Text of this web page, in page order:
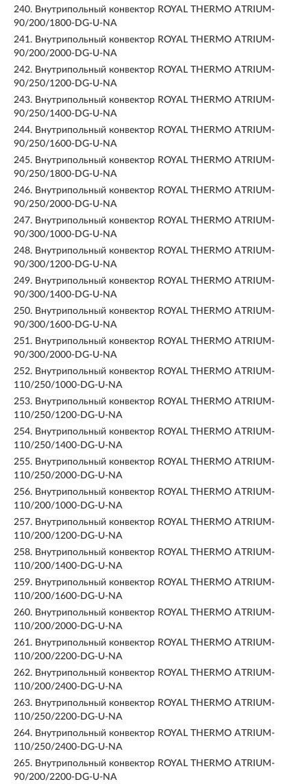
240. Внутрипольный конвектор ROYAL THERMO ATRIUM-
90/200/1800-DG-U-NA
241. Внутрипольный конвектор ROYAL THERMO ATRIUM-
90/200/2000-DG-U-NA
242. Внутрипольный конвектор ROYAL THERMO ATRIUM-
90/250/1200-DG-U-NA
243. Внутрипольный конвектор ROYAL THERMO ATRIUM-
90/250/1400-DG-U-NA
244. Внутрипольный конвектор ROYAL THERMO ATRIUM-
90/250/1600-DG-U-NA
245. Внутрипольный конвектор ROYAL THERMO ATRIUM-
90/250/1800-DG-U-NA
246. Внутрипольный конвектор ROYAL THERMO ATRIUM-
90/250/2000-DG-U-NA
247. Внутрипольный конвектор ROYAL THERMO ATRIUM-
90/300/1000-DG-U-NA
248. Внутрипольный конвектор ROYAL THERMO ATRIUM-
90/300/1200-DG-U-NA
249. Внутрипольный конвектор ROYAL THERMO ATRIUM-
90/300/1400-DG-U-NA
250. Внутрипольный конвектор ROYAL THERMO ATRIUM-
90/300/1600-DG-U-NA
251. Внутрипольный конвектор ROYAL THERMO ATRIUM-
90/300/2000-DG-U-NA
252. Внутрипольный конвектор ROYAL THERMO ATRIUM-
110/250/1000-DG-U-NA
253. Внутрипольный конвектор ROYAL THERMO ATRIUM-
110/250/1200-DG-U-NA
254. Внутрипольный конвектор ROYAL THERMO ATRIUM-
110/250/1400-DG-U-NA
255. Внутрипольный конвектор ROYAL THERMO ATRIUM-
110/250/2000-DG-U-NA
256. Внутрипольный конвектор ROYAL THERMO ATRIUM-
110/200/1000-DG-U-NA
257. Внутрипольный конвектор ROYAL THERMO ATRIUM-
110/200/1200-DG-U-NA
258. Внутрипольный конвектор ROYAL THERMO ATRIUM-
110/200/1400-DG-U-NA
259. Внутрипольный конвектор ROYAL THERMO ATRIUM-
110/200/1600-DG-U-NA
260. Внутрипольный конвектор ROYAL THERMO ATRIUM-
110/200/2000-DG-U-NA
261. Внутрипольный конвектор ROYAL THERMO ATRIUM-
110/200/2200-DG-U-NA
262. Внутрипольный конвектор ROYAL THERMO ATRIUM-
110/200/2400-DG-U-NA
263. Внутрипольный конвектор ROYAL THERMO ATRIUM-
110/250/2200-DG-U-NA
264. Внутрипольный конвектор ROYAL THERMO ATRIUM-
110/250/2400-DG-U-NA
265. Внутрипольный конвектор ROYAL THERMO ATRIUM-
90/200/2200-DG-U-NA